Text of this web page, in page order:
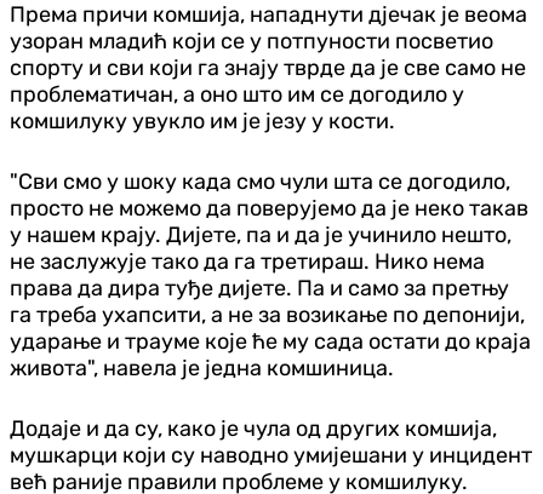
Према причи комшија, нападнути дјечак је веома
узоран младић који се у потпуности посветио
спорту и сви који га знају тврде да је све само не
проблематичан, а оно што им се догодило у
комшилуку увукло им је језу у кости.
"Сви смо у шоку када смо чули шта се догодило,
просто не можемо да поверујемо да је неко такав
у нашем крају. Дијете, па и да је учинило нешто,
не заслужује тако да га третираш. Нико нема
права да дира туђе дијете. Па и само за претњу
га треба ухапсити, а не за возикање по депонији,
ударање и трауме које ће му сада остати до краја
живота", навела је једна комшиница.
Додаје и да су, како је чула од других комшија,
мушкарци који су наводно умијешани у инцидент
већ раније правили проблеме у комшилуку.